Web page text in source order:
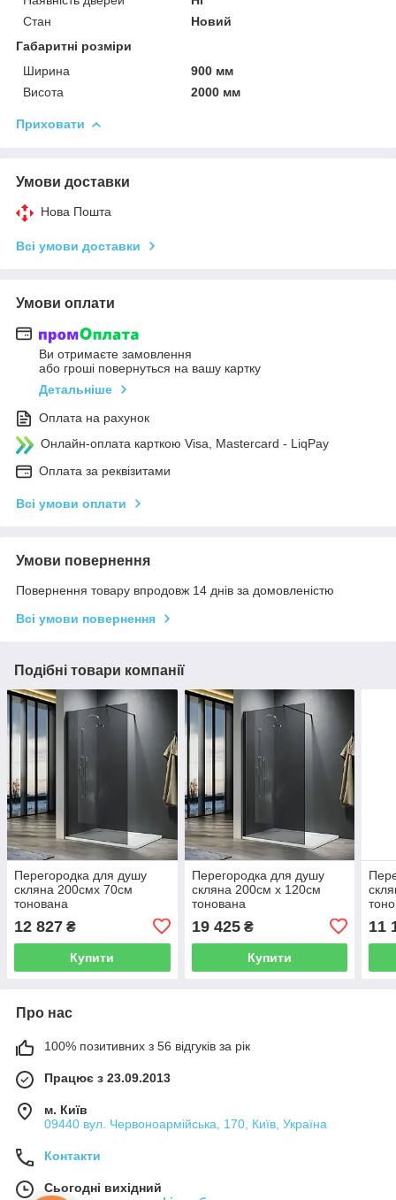
Стан
Новий
Габаритні розміри
Ширина
900 мм
Висота
2000 мм
Приховати
Умови доставки
Нова Пошта
Всі умови доставки
Умови оплати
Ви отримаєте замовлення
або гроші повернуться на вашу картку
Детальніше
Оплата на рахунок
Онлайн-оплата карткою Visa, Mastercard - LiqPay
Оплата за реквізитами
Всі умови оплати
Умови повернення
Повернення товару впродовж 14 днів за домовленістю
Всі умови повернення
Подібні товари компанії
Перегородка для душу
скляна 200смх 70см
тонована
12 827 ₴
Купити
Перегородка для душу
скляна 200см х 120см
тонована
19 425₴
Купити
11
Про нас
100% позитивних з 56 відгуків за рік
Працює з 23.09.2013
м. Київ
09440 вул. Червоноармійська, 170, Київ, Україна
Контакти
Сьогодні вихідний